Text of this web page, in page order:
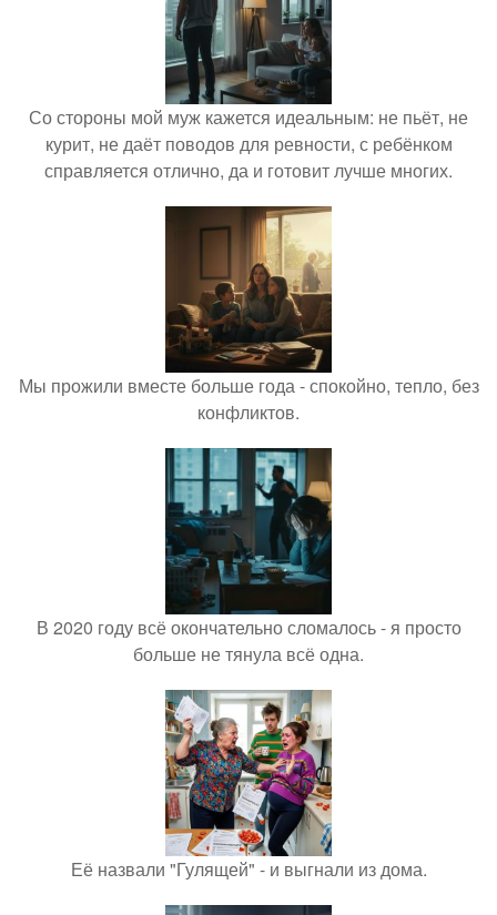
Со стороны мой муж кажется идеальным: не пьёт, не
курит, не даёт поводов для ревности, с ребёнком
справляется отлично, да и готовит лучше многих.
Мы прожили вместе больше года - спокойно, тепло, без
конфликтов.
В 2020 году всё окончательно сломалось - я просто
больше не тянула всё одна.
Её назвали "Гулящей" - и выгнали из дома.